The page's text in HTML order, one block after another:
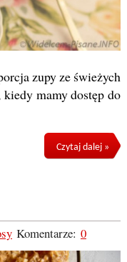
zupy ze świeżych
mamy dostęp do
Czytaj dalej »
Komentarze: 0